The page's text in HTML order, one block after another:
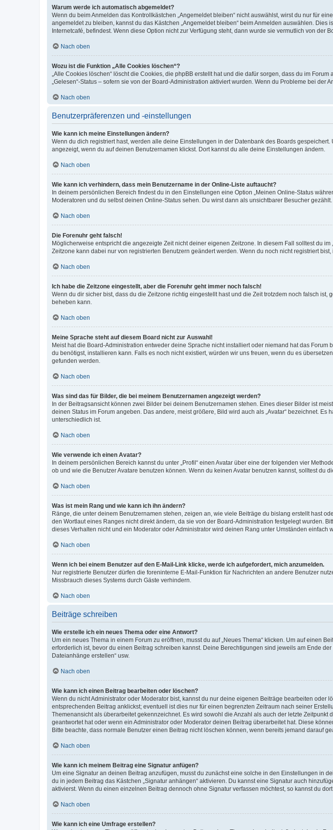
Warum werde ich automatisch abgemeldet?
Wenn du beim Anmelden das Kontrollkästchen „Angemeldet bleiben“ nicht auswählst, wirst du nur für
angemeldet zu bleiben, kannst du das Kästchen „Angemeldet bleiben“ beim Anmelden auswählen.
Internetcafé, befindest. Wenn diese Option nicht zur Verfügung steht, dann wurde sie vermutlich von der
Nach oben
Wozu ist die Funktion „Alle Cookies löschen“?
„Alle Cookies löschen“ löscht die Cookies, die phpBB erstellt hat und die dafür sorgen, dass du im
„Gelesen“-Status – sofern sie von der Board-Administration aktiviert wurden. Wenn du Probleme bei der
Nach oben
Benutzerpräferenzen und -einstellungen
Wie kann ich meine Einstellungen ändern?
Wenn du dich registriert hast, werden alle deine Einstellungen in der Datenbank des Boards
angezeigt, wenn du auf deinen Benutzernamen klickst. Dort kannst du alle deine Einstellungen ändern.
Nach oben
Wie kann ich verhindern, dass mein Benutzername in der Online-Liste auftaucht?
In deinem persönlichen Bereich findest du in den Einstellungen eine Option „Meinen Online-Status
Moderatoren und du selbst deinen Online-Status sehen. Du wirst dann als unsichtbarer Besucher gezählt.
Nach oben
Die Forenuhr geht falsch!
Möglicherweise entspricht die angezeigte Zeit nicht deiner eigenen Zeitzone. In diesem Fall solltest du
Zeitzone kann dabei nur von registrierten Benutzern geändert werden. Wenn du noch nicht registriert bist,
Nach oben
Ich habe die Zeitzone eingestellt, aber die Forenuhr geht immer noch falsch!
Wenn du dir sicher bist, dass du die Zeitzone richtig eingestellt hast und die Zeit trotzdem noch falsch
beheben kann.
Nach oben
Meine Sprache steht auf diesem Board nicht zur Auswahl!
Meist hat die Board-Administration entweder deine Sprache nicht installiert oder niemand hat das
du benötigst, installieren kann. Falls es noch nicht existiert, würden wir uns freuen, wenn du es
gefunden werden.
Nach oben
Was sind das für Bilder, die bei meinem Benutzernamen angezeigt werden?
In der Beitragsansicht können zwei Bilder bei deinem Benutzernamen stehen. Eines dieser Bilder ist
deinen Status im Forum angeben. Das andere, meist größere, Bild wird auch als „Avatar“ bezeichnet.
unterschiedlich ist.
Nach oben
Wie verwende ich einen Avatar?
In deinem persönlichen Bereich kannst du unter „Profil“ einen Avatar über eine der folgenden vier
ob und wie die Benutzer Avatare benutzen können. Wenn du keinen Avatar benutzen kannst, solltest du
Nach oben
Was ist mein Rang und wie kann ich ihn ändern?
Ränge, die unter deinem Benutzernamen stehen, zeigen an, wie viele Beiträge du bislang erstellt hast
den Wortlaut eines Ranges nicht direkt ändern, da sie von der Board-Administration festgelegt wurden.
dieses Verhalten nicht und ein Moderator oder Administrator wird deinen Rang unter Umständen einfach
Nach oben
Wenn ich bei einem Benutzer auf den E-Mail-Link klicke, werde ich aufgefordert, mich anzumelden.
Nur registrierte Benutzer dürfen die foreninterne E-Mail-Funktion für Nachrichten an andere Benutzer
Missbrauch dieses Systems durch Gäste verhindern.
Nach oben
Beiträge schreiben
Wie erstelle ich ein neues Thema oder eine Antwort?
Um ein neues Thema in einem Forum zu eröffnen, musst du auf „Neues Thema“ klicken. Um auf einen
erforderlich ist, bevor du einen Beitrag schreiben kannst. Deine Berechtigungen sind jeweils am Ende
Dateianhänge erstellen“ usw.
Nach oben
Wie kann ich einen Beitrag bearbeiten oder löschen?
Wenn du nicht Administrator oder Moderator bist, kannst du nur deine eigenen Beiträge bearbeiten oder
entsprechenden Beitrag anklickst; eventuell ist dies nur für einen begrenzten Zeitraum nach seiner
Themenansicht als überarbeitet gekennzeichnet. Es wird sowohl die Anzahl als auch der letzte
geantwortet hat oder wenn ein Administrator oder Moderator deinen Beitrag überarbeitet hat. Diese
Bitte beachte, dass normale Benutzer einen Beitrag nicht löschen können, wenn bereits jemand darauf
Nach oben
Wie kann ich meinem Beitrag eine Signatur anfügen?
Um eine Signatur an deinen Beitrag anzufügen, musst du zunächst eine solche in den Einstellungen in
du in jedem Beitrag das Kästchen „Signatur anhängen“ aktivieren. Du kannst eine Signatur auch
aktivierst. Wenn du einen einzelnen Beitrag dennoch ohne Signatur verfassen möchtest, so kannst du
Nach oben
Wie kann ich eine Umfrage erstellen?